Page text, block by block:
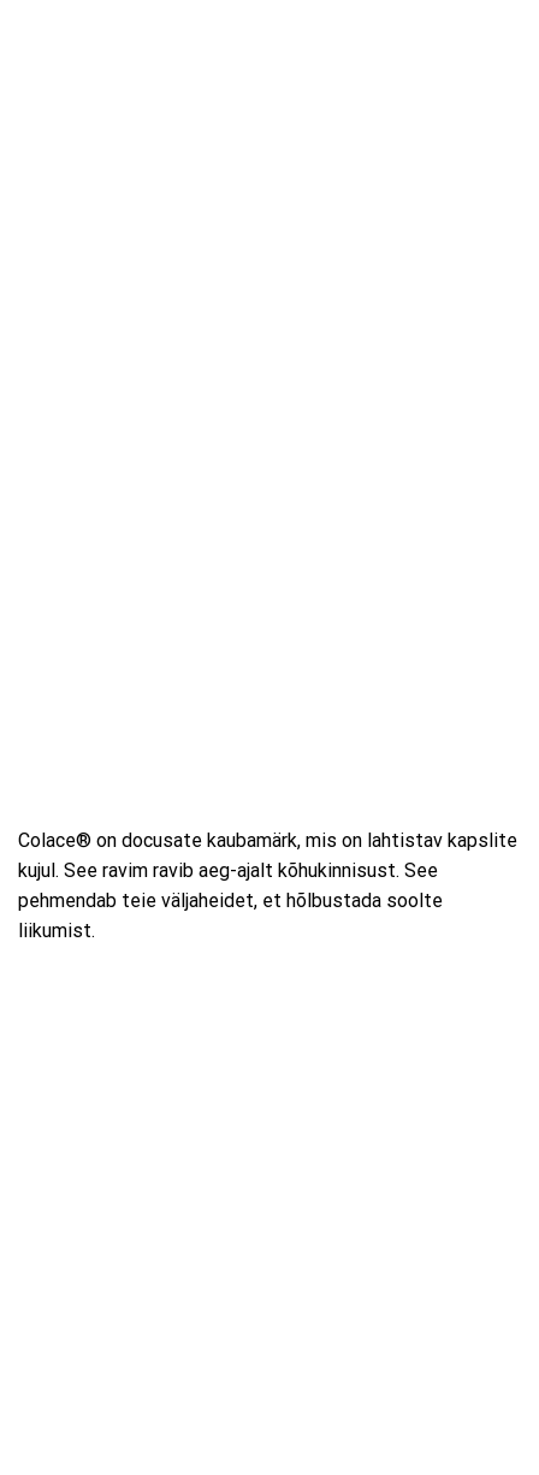
Colace® on docusate kaubamärk, mis on lahtistav kapslite
kujul. See ravim ravib aeg-ajalt kõhukinnisust. See
pehmendab teie väljaheidet, et hõlbustada soolte
liikumist.